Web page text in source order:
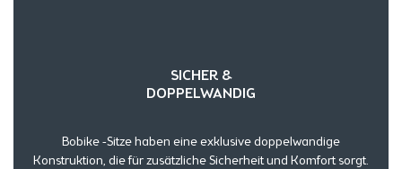
SICHER &
DOPPELWANDIG
Bobike -Sitze haben eine exklusive doppelwandige
Konstruktion, die für zusätzliche Sicherheit und Komfort sorgt.